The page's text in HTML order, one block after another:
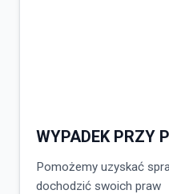
WYPADEK PRZY
Pomożemy uzyskać
dochodzić swoich praw